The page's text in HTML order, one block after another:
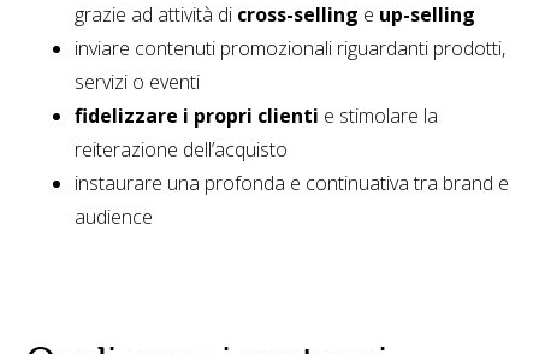
grazie ad attività di cross-selling e up-selling
inviare contenuti promozionali riguardanti prodotti,
servizi o eventi
fidelizzare i propri clienti e stimolare la
reiterazione dell’acquisto
instaurare una profonda e continuativa tra brand e
audience